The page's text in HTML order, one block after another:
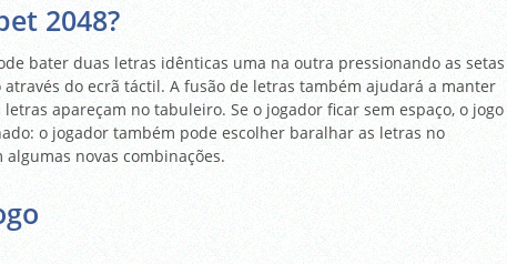
2048?
bater duas letras idênticas uma na outra pressionando as setas
do ecrã táctil. A fusão de letras também ajudará a manter
apareçam no tabuleiro. Se o jogador ficar sem espaço, o jogo
o jogador também pode escolher baralhar as letras no
novas combinações.